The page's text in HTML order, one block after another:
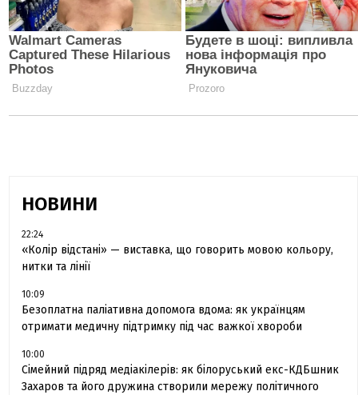
НОВИНИ
22:24
«Колір відстані» — виставка, що говорить мовою кольору,
нитки та лінії
10:09
Безоплатна паліативна допомога вдома: як українцям
отримати медичну підтримку під час важкої хвороби
10:00
Сімейний підряд медіакілерів: як білоруський екс-КДБшник
Захаров та його дружина створили мережу політичного